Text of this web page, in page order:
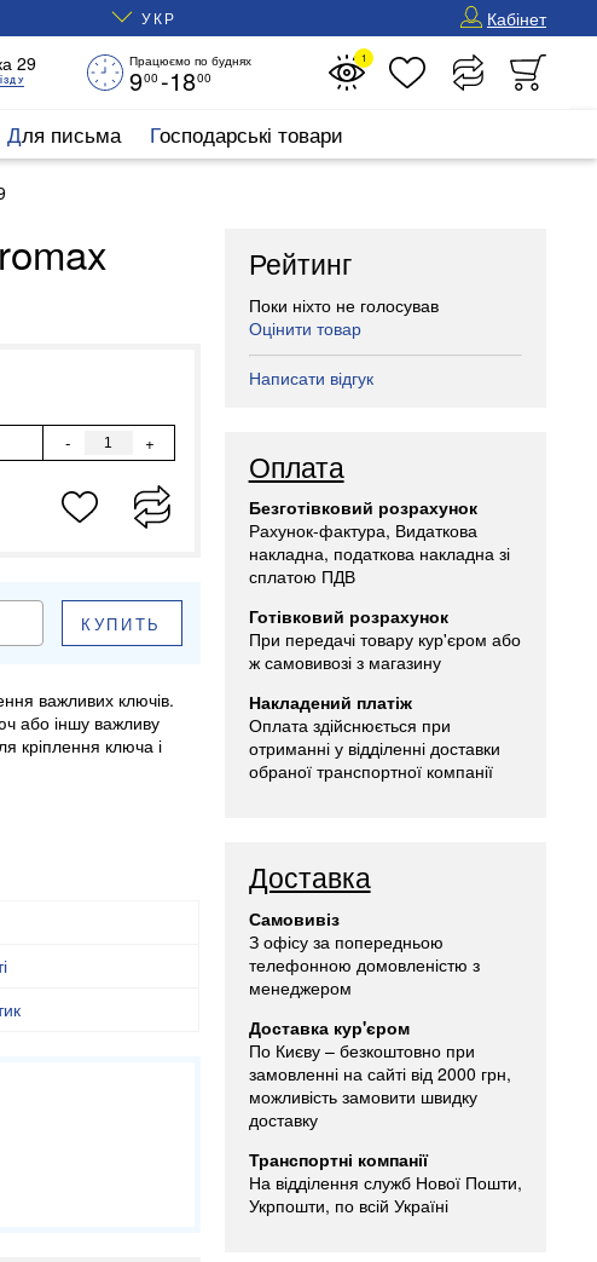
УКР Кабінет
29 Працюємо по буднях
900 -1800
1
Для письма Господарські товари
- +
КУПИТЬ
важливих ключів.
або іншу важливу
кріплення ключа і
Рейтинг
Поки ніхто не голосував
Оцінити товар
Написати відгук
Оплата
Безготівковий розрахунок
Рахунок-фактура, Видаткова
накладна, податкова накладна зі
сплатою ПДВ
Готівковий розрахунок
При передачі товару кур'єром або
ж самовивозі з магазину
Накладений платіж
Оплата здійснюється при
отриманні у відділенні доставки
обраної транспортної компанії
Доставка
Самовивіз
З офісу за попередньою
телефонною домовленістю з
менеджером
Доставка кур'єром
По Києву – безкоштовно при
замовленні на сайті від 2000 грн,
можливість замовити швидку
доставку
Транспортні компанії
На відділення служб Нової Пошти,
Укрпошти, по всій Україні